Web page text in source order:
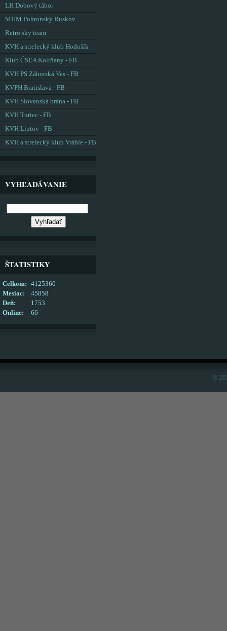
LH Dobový tábor
MHM Pohronský Ruskov
Retro sky team
KVH a strelecký klub Hodošík
Klub ČSĽA Kolíňany - FB
KVH PS Záhorská Ves - FB
KVPH Bratislava - FB
KVH Slovenská brána - FB
KVH Turiec - FB
KVH Liptov - FB
KVH a strelecký klub Vráble - FB
VYHĽADÁVANIE
ŠTATISTIKY
Online: 66
Celkom:
4125360
Mesiac:
45858
Deň:
1753
©